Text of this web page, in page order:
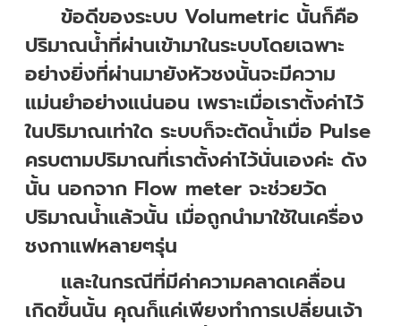
ข้อดีของระบบ Volumetric นั้นก็คือ
ปริมาณน้ำที่ผ่านเข้ามาในระบบโดยเฉพาะ
อย่างยิ่งที่ผ่านมายังหัวชงนั้นจะมีความ
แม่นยำอย่างแน่นอน เพราะเมื่อเราตั้งค่าไว้
ในปริมาณเท่าใด ระบบก็จะตัดน้ำเมื่อ Pulse
ครบตามปริมาณที่เราตั้งค่าไว้นั่นเองค่ะ ดัง
นั้น นอกจาก Flow meter จะช่วยวัด
ปริมาณน้ำแล้วนั้น เมื่อถูกนำมาใช้ในเครื่อง
ชงกาแฟหลายๆรุ่น
และในกรณีที่มีค่าความคลาดเคลื่อน
เกิดขึ้นนั้น คุณก็แค่เพียงทำการเปลี่ยนเจ้า